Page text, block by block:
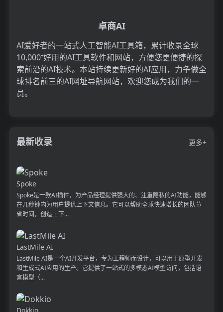
卓商AI
AI爱好者的一站式人工智能AI工具箱，累计收录全球
10,000⁺好用的AI工具软件和网站，方便您更便捷的探
索前沿的AI技术。本站持续更新好的AI应用，力争做全
球排名前三的AI网址导航网站，欢迎您成为我们的一
员。
最新收录 更多+
Spoke
Spoke是一款AI插件，为产品经理提供强大的、注重隐私的AI功能，能够
在几秒钟内为用户提供上下文信息。它可以帮助全球快速增长的团队节
省时间，创造上下...
LastMile AI
LastMile AI是一个AI开发平台，专为工程师而设计，可以用于原型开发
和生成式AI应用的生产。它提供了一站式的多模态AI模型访问，包括语
言模型（...